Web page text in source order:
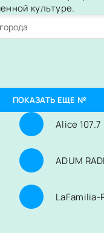
культуре.
ПОКАЗАТЬ ЕЩЕ №
Alice 107.7
ADUM
LaFamilia-